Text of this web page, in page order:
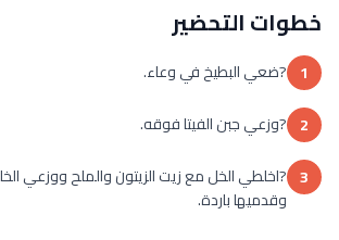
خطوات التحضير
1 ?ضعي البطيخ في وعاء.
2 ?وزعي جبن الفيتا فوقه.
3 ?اخلطي الخل مع زيت الزيتون والملح ووزعي
وقدميها باردة.